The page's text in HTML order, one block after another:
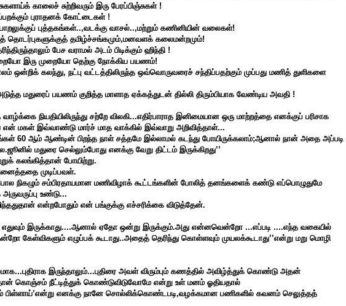
காலைச் சுற்றிவரும் இரு பேரப்பிஞ்சுகள் !
புராதனக் கோட்டைகள் !
புத்தகங்கள்..,வடக்கு வாசல்..,மற்றும் கணினியின் வலைகள்!
தொடர்புகளுக்குத் தமிழ்ச்சங்கமும்,மனவளக் கலைமன்றமும்!
பேச வராமல் அடம் பிடிக்கும் ஹிந்தி !
இரு முறையோ தெற்கு நோக்கிய பயணம்!
ஒன்றிக் கலந்து, நட்பு வட்டத்திலிருந்த ஒவ்வொருவரைச் சந்திப்பதற்கும் முப்பது மணித் துளிகளை
மதுரைப் பயணம் குறித்த மாளாத ஏக்கத்துடன் தில்லி திரும்பியாக வேண்டிய அவதி !
நியதியிலிருந்து சற்றே விலகி...எதிர்பாராத இனிமையான ஒரு மாற்றத்தை எனக்குப் பரிசாக
என் மகள் இவ்வாண்டு மார்ச் மாத வாக்கில் இவ்வாறு அறிவித்தாள்...
60 ஆம் ஆண்டின் பிறந்த நாள் சத்தமே இல்லாமல் கடந்து போயிருக்கலாம்;ஆனால் நான் அதை அப்படி
மதுரை செல்லும்போது எனக்கு வேறு திட்டம் இருக்கிறது’’
கலங்கித்தான் போயிற்று.
முடிப்பவள்.
நிகழும் சம்பிரதாயமான மணிவிழாக் கூட்டங்களின் போலித் தனங்களைக் கண்டு எப்பொழுதுமே
உண்டு...
என்றபோதும் என் பங்குக்கு எச்சரிக்கை விடுத்தேன்.
எதுவும் இருக்காது....ஆனால் ஏதோ ஒன்று இருக்கும்.அது என்னவென்றோ ...எப்படி ....எந்த வகையில்
கேள்விகளும் எழுப்பக் கூடாது..அதைத் தெரிந்து கொள்ளவும் முயலக்கூடாது’’என்று மறு மொழி
இருந்தாலும்...புதிரை அவள் விரும்பும் கணத்தில் அவிழ்த்துக் கொண்டு அதன்
கொஞ்சம் நீட்டித்துக் கொண்டுவிடுவோமே என்று உள் மனம் ஓதியதால்
பிள்ளாய்’என்று எனக்கு நானே சொல்லிக்கொண்டபடி,வழக்கமான பணிகளில் கவனம் செலுத்தத்